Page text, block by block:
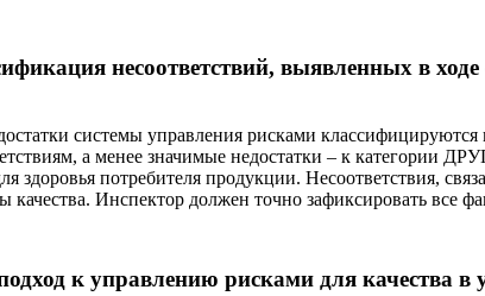
несоответствий, выявленных в
системы управления рисками
а менее значимые недостатки – к категории
потребителя продукции. Несоответствия,
качества. Инспектор должен точно зафиксировать все
к управлению рисками для качества в